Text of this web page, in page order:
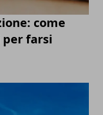
come
farsi